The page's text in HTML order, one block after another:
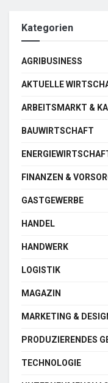
Kategorien
AGRIBUSINESS
AKTUELLE
ARBEITSMARKT &
BAUWIRTSCHAFT
FINANZEN &
GASTGEWERBE
HANDEL
HANDWERK
LOGISTIK
MAGAZIN
MARKETING &
PRODUZIERENDES
TECHNOLOGIE